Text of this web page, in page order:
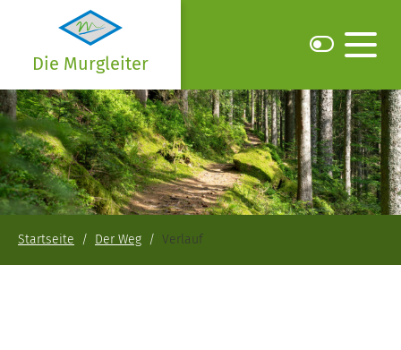
Die Murgleiter
Startseite Der Weg Verlauf